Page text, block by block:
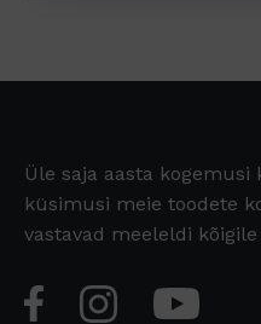
Üle saja aasta
küsimusi meie toodete
vastavad meeleldi